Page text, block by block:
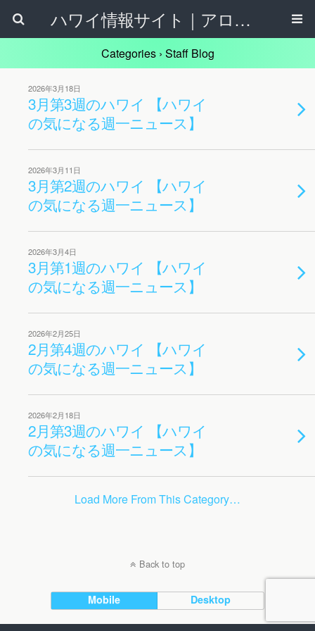
ハワイ情報サイト｜アロハタウンネット
Categories › Staff Blog
2026年3月18日
3月第3週のハワイ 【ハワイ
の気になる週一ニュース】
2026年3月11日
3月第2週のハワイ 【ハワイ
の気になる週一ニュース】
2026年3月4日
3月第1週のハワイ 【ハワイ
の気になる週一ニュース】
2026年2月25日
2月第4週のハワイ 【ハワイ
の気になる週一ニュース】
2026年2月18日
2月第3週のハワイ 【ハワイ
の気になる週一ニュース】
Load More From This Category…
Back to top
Mobile Desktop